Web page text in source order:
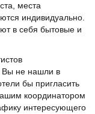
места
индивидуально.
в себя бытовые и
Вы не нашли в
бы пригласить
координатором
интересующего